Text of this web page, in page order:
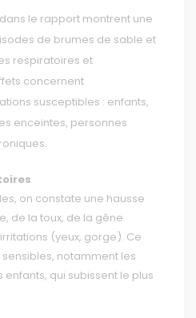
le rapport montrent une
de brumes de sable et
respiratoires et
concernent
susceptibles : enfants,
enceintes, personnes
on constate une hausse
de la toux, de la gêne
(yeux, gorge). Ce
notamment les
qui subissent le plus